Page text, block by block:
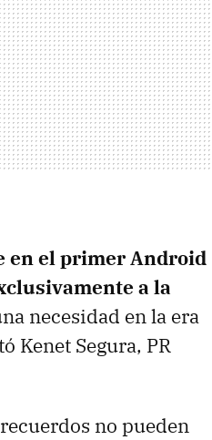
en el primer Android
a la
necesidad en la era
Kenet Segura, PR
no pueden